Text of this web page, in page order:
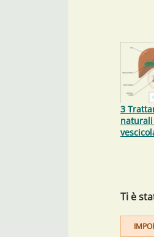
3
Ti è